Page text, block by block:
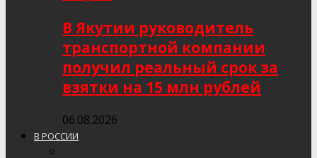
В Якутии руководитель
транспортной компании
получил реальный срок за
взятки на 15 млн рублей
06.08.2026
В РОССИИ